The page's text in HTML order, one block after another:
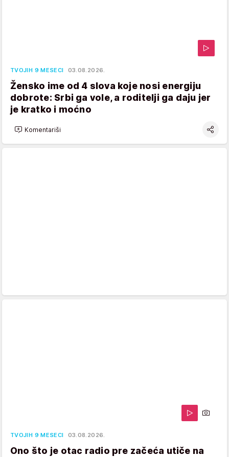
TVOJIH 9 MESECI 03.08.2026.
Žensko ime od 4 slova koje nosi energiju
dobrote: Srbi ga vole, a roditelji ga daju jer
je kratko i moćno
Komentariši
TVOJIH 9 MESECI 03.08.2026.
Ono što je otac radio pre začeća utiče na